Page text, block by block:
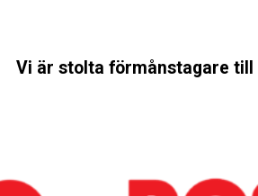
Vi är stolta förmånstagare